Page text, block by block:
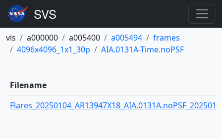
vis a000000 a005400 a005494
frames
4096x4096_1x1_30p
AIA.0131A-Time.noPSF
Filename